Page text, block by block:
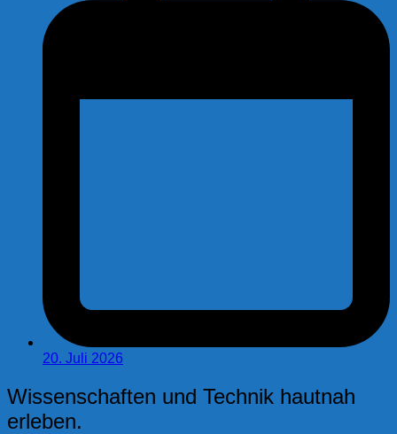
20. Juli 2026
Wissenschaften und Technik hautnah
erleben.